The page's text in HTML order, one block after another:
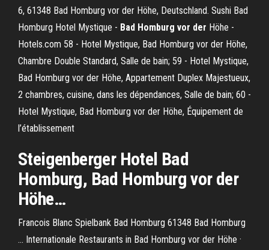
6, 61348 Bad Homburg vor der Höhe, Deutschland. Sushi Bad
Homburg Hotel Mystique - Bad Homburg vor der Höhe -
Hotels.com 58 - Hotel Mystique, Bad Homburg vor der Höhe,
Chambre Double Standard, Salle de bain; 59 - Hotel Mystique,
Bad Homburg vor der Höhe, Appartement Duplex Majestueux,
2 chambres, cuisine, dans les dépendances, Salle de bain; 60 -
Hotel Mystique, Bad Homburg vor der Höhe, Équipement de
l’établissement
Steigenberger Hotel Bad
Homburg, Bad Homburgvor der
Höhe…
Francois Blanc Spielbank Bad Homburg 61348 Bad Homburg
... Internationale Restaurants in Bad Homburg vor der Höhe ·